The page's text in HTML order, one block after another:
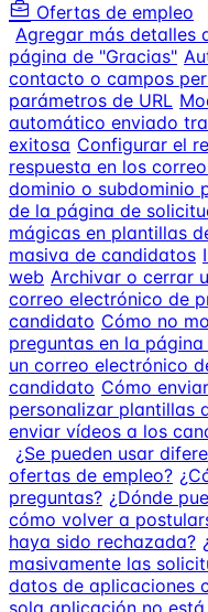
Ofertas de empleo
Agregar más detalles
página de "Gracias"
contacto o campos
parámetros de URL
automático enviado
exitosa Configurar el
respuesta en los
dominio o subdominio
de la página de
mágicas en plantillas
masiva de candidatos
web Archivar o cerrar
correo electrónico de
candidato Cómo no
preguntas en la
un correo electrónico
candidato Cómo
personalizar plantillas
enviar vídeos a los
¿Se pueden usar
ofertas de empleo?
preguntas? ¿Dónde
cómo volver a
haya sido rechazada?
masivamente las
datos de aplicaciones
sola aplicación no